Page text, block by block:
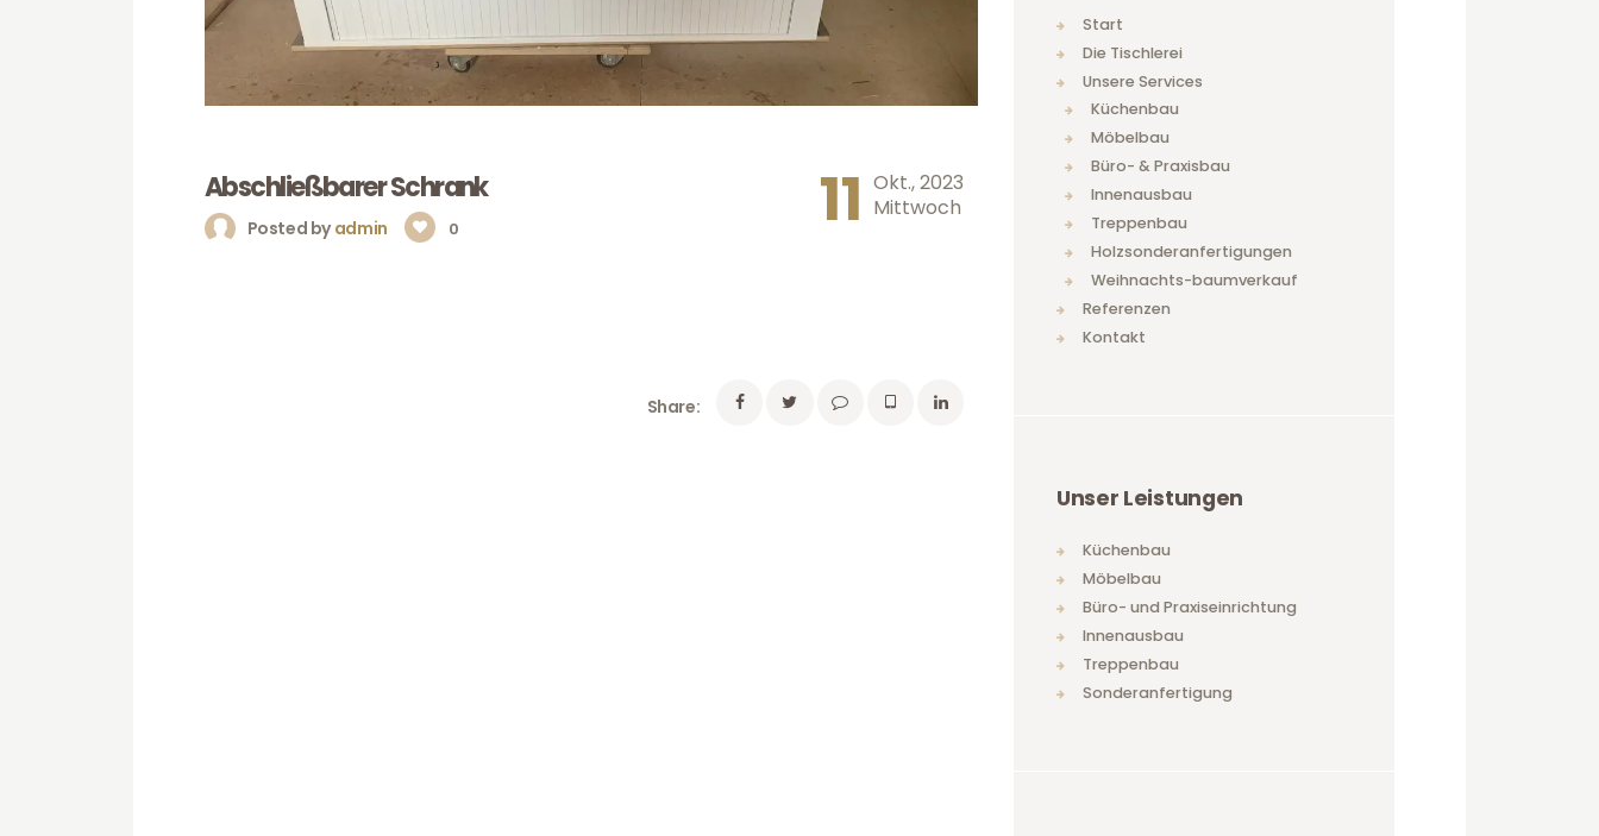
11 Okt., 2023
Mittwoch
Abschließbarer Schrank
Posted byadmin 0
Share:
Start
Die Tischlerei
Unsere Services
Küchenbau
Möbelbau
Büro- & Praxisbau
Innenausbau
Treppenbau
Holzsonderanfertigungen
Weihnachts-baumverkauf
Referenzen
Kontakt
Unser Leistungen
Küchenbau
Möbelbau
Büro- und Praxiseinrichtung
Innenausbau
Treppenbau
Sonderanfertigung